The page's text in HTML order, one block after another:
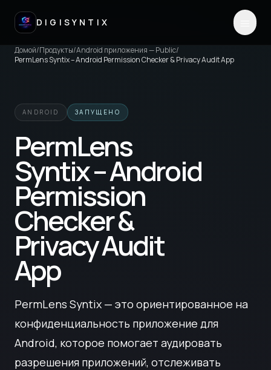
DIGISYNTIX
Домой/Продукты/Android приложения — Public/
PermLens Syntix – Android Permission Checker & Privacy Audit App
ANDROID ЗАПУЩЕНО
PermLens
Syntix – Android
Permission
Checker &
Privacy Audit
App
PermLens Syntix — это ориентированное на
конфиденциальность приложение для
Android, которое помогает аудировать
разрешения приложений, отслеживать